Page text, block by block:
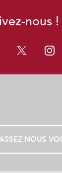
FOURCADE
KAYAK
nous !
NOUS